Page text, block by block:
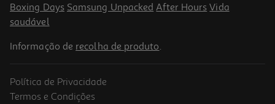
Boxing Days Samsung Unpacked After Hours Vida
saudável
Informação de recolha de produto.
Política de Privacidade
Termos e Condições